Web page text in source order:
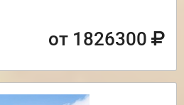
от 1826300